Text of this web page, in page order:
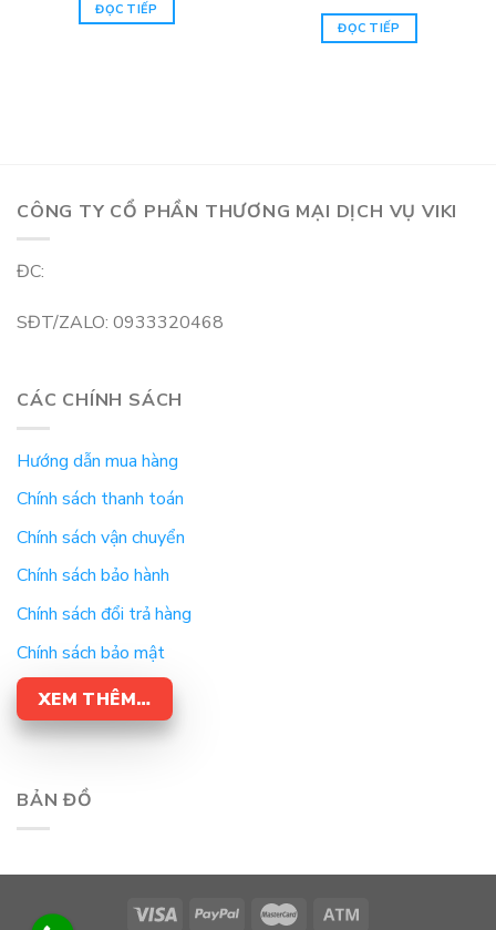
ĐỌC TIẾP
ĐỌC TIẾP
CÔNG TY CỔ PHẦN THƯƠNG MẠI DỊCH VỤ VIKI
ĐC:
SĐT/ZALO: 0933320468
CÁC CHÍNH SÁCH
Hướng dẫn mua hàng
Chính sách thanh toán
Chính sách vận chuyển
Chính sách bảo hành
Chính sách đổi trả hàng
Chính sách bảo mật
XEM THÊM…
BẢN ĐỒ